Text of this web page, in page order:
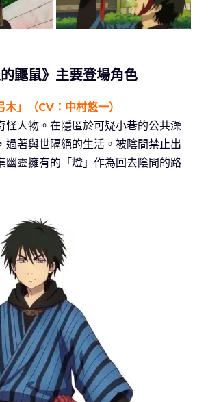
的鼴鼠》主要登場角色
」（CV：中村悠一）
怪人物。在隱匿於可疑小巷的公共澡
過著與世隔絕的生活。被陰間禁止出
幽靈擁有的「燈」作為回去陰間的路